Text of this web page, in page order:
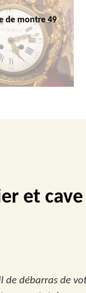
de montre 49
et
débarras de